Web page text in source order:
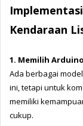
Kendaraan
1. Memilih
Ada berbagai
ini, tetapi untuk
memiliki
cukup.